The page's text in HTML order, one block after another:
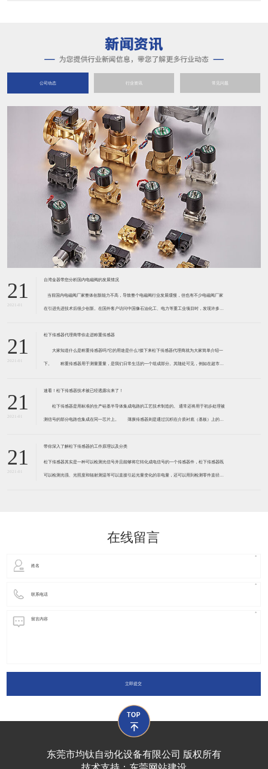
公司动态 行业资讯 常见问题
21
2021-01
台湾金器带您分析国内电磁阀的发展情况
​ 当前国内电磁阀厂家整体创新能力不高，导致整个电磁阀行业发展缓慢，但也有不少电磁阀厂家
在引进先进技术后很少创新。在国外客户访问中国像石油化工、电力等重工业项目时，发现许多项
21
2021-01
松下传感器代理商带你走进称重传感器
大家知道什么是称重传感器吗?它的用途是什么?接下来松下传感器代理商就为大家简单介绍一
下。 称重传感器用于测量重量，是我们日常生活的一个组成部分。其随处可见，例如在超市柜
带有应变片的弹性体组成。弹性体通常由钢
21
2021-01
速看！松下传感器技术被已经透露出来了！
松下传感器是用标准的生产硅基半导体集成电路的工艺技术制造的。 通常还将用于初步处理被
测信号的部分电路也集成在同一芯片上。 薄膜传感器则是通过沉积在介质衬底（基板）上的，
器是利用相应材料的浆料，涂覆在陶瓷基片上
21
2021-01
带你深入了解松下传感器的工作原理以及分类
松下传感器其实是一种可以检测光信号并且能够将它转化成电信号的一个传感器件，松下传感器既
可以检测光强、光照度和辐射测温等可以直接引起光量变化的非电量，还可以用到检测零件直径、
在线留言
立即提交
东莞市均钛自动化设备有限公司 版权所有